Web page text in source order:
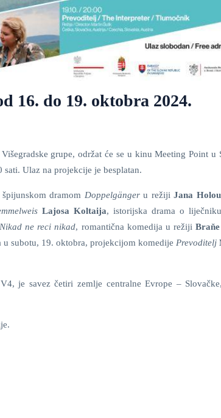
16. do 19. oktobra 2024.
grupe, održat će se u kinu Meeting Point u
Ulaz na projekcije je besplatan.
dramom Doppelgängeru režiji Jana
Lajosa Koltaija, istorijska drama o
Nikad ne reci nikad, romantična komedija u režiji
subotu, 19. oktobra, projekcijom komedije Prevoditelj
je savez četiri zemlje centralne Evrope –